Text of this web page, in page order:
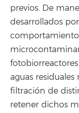
previos. De
desarrollados
aguas
filtración de
retener dichos